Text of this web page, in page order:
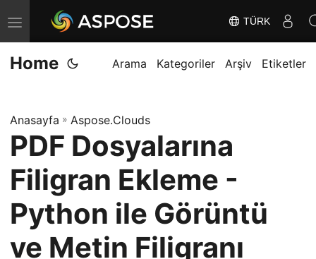
G
e
z
m
e
i
D
e
ğ
TÜRK
Home Arama Kategoriler Arşiv Etiketler
Anasayfa » Aspose.Clouds
PDF Dosyalarına
Filigran Ekleme -
Python ile Görüntü
ve Metin Filigranı